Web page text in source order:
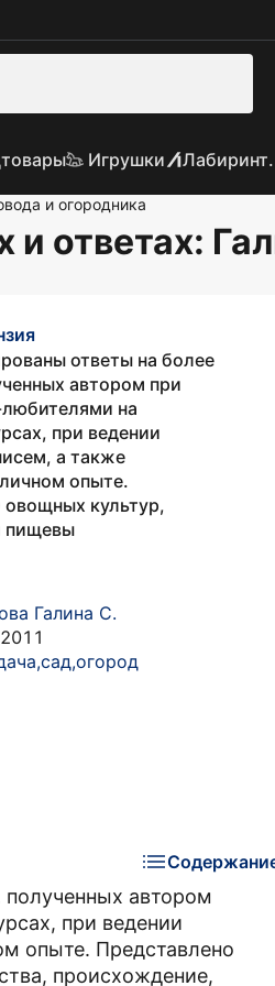
Игрушки
и огородника
и ответах:
ответы на более
автором при
на
при ведении
а также
опыте.
культур,
пищевы
Галина С.
2011
автором
при ведении
опыте. Представлено
происхождение,